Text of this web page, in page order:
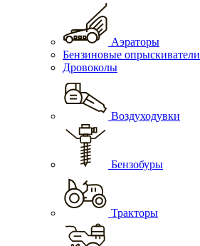
Аэраторы
Бензиновые опрыскиватели
Дровоколы
Воздуходувки
Бензобуры
Тракторы